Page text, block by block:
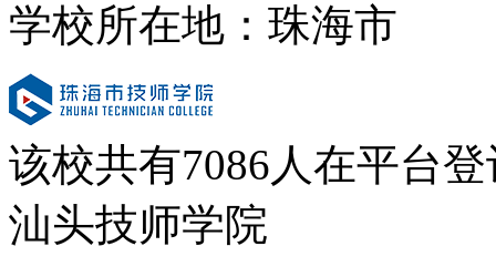
学校所在地：珠海市
该校共有7086人在平台
汕头技师学院